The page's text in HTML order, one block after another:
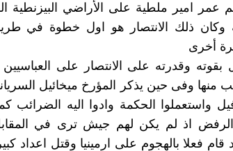
835م هجم عمر امير ملطية على الأراضي البيزنطية
وكان ذلك الانتصار هو اول خطوة في
أخرى
وقدرته على الانتصار على
منها وفى حين يذكر المؤرخ ميخائيل
واستعملوا الحكمة وادوا اليه الضرائب
اذ لم يكن لهم جيش ترى في
قام فعلا بالهجوم على ارمينيا وقتل اعداد